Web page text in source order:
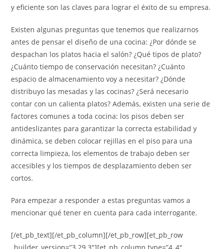
y eficiente son las claves para lograr el éxito de su empresa.
Existen algunas preguntas que tenemos que realizarnos
antes de pensar el diseño de una cocina: ¿Por dónde se
despachan los platos hacia el salón? ¿Qué tipos de plato?
¿Cuánto tiempo de conservación necesitan? ¿Cuánto
espacio de almacenamiento voy a necesitar? ¿Dónde
distribuyo las mesadas y las cocinas? ¿Será necesario
contar con un calienta platos? Además, existen una serie de
factores comunes a toda cocina: los pisos deben ser
antideslizantes para garantizar la correcta estabilidad y
dinámica, se deben colocar rejillas en el piso para una
correcta limpieza, los elementos de trabajo deben ser
accesibles y los tiempos de desplazamiento deben ser
cortos.
Para empezar a responder a estas preguntas vamos a
mencionar qué tener en cuenta para cada interrogante.
[/et_pb_text][/et_pb_column][/et_pb_row][et_pb_row
_builder_version=”3.29.3″][et_pb_column type=”4_4″